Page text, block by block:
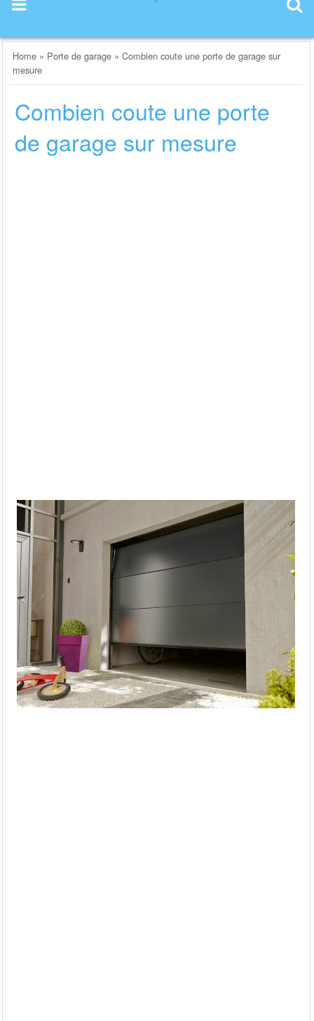
content
Home » Porte de garage »Combien coute une porte de garage sur
mesure
Combien coute une porte
de garage sur mesure